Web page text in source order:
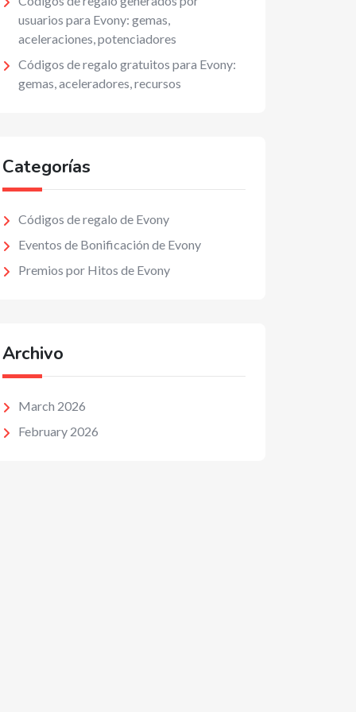
usuarios para Evony: gemas,
aceleraciones, potenciadores
Códigos de regalo gratuitos para Evony:
gemas, aceleradores, recursos
Categorías
Códigos de regalo de Evony
Eventos de Bonificación de Evony
Premios por Hitos de Evony
Archivo
March 2026
February 2026